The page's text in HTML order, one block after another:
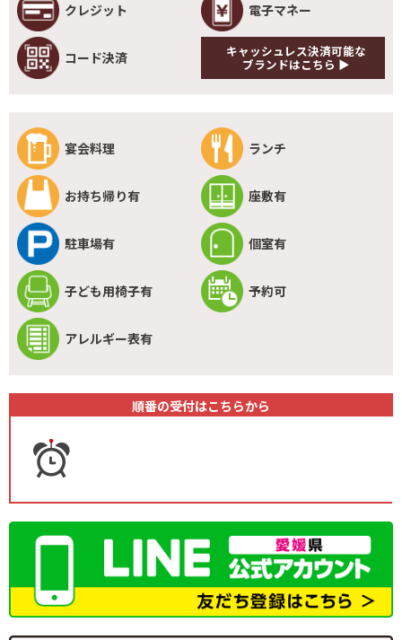
クレジット 電子マネー
コード決済 キャッシュレス決済可能な
ブランドはこちら ▶
宴会料理 ランチ
お持ち帰り有 座敷有
駐車場有 個室有
子ども用椅子有 予約可
アレルギー表有
順番の受付はこちらから